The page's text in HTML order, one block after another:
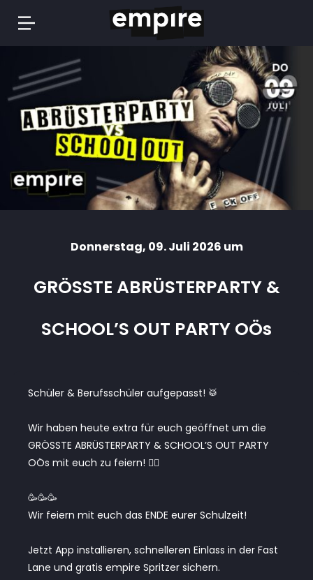
Inhalt
Donnerstag, 09. Juli 2026 um
GRÖSSTE ABRÜSTERPARTY &
SCHOOL’S OUT PARTY OÖs
Schüler & Berufsschüler aufgepasst! 🥁
Wir haben heute extra für euch geöffnet um die
GRÖSSTE ABRÜSTERPARTY & SCHOOL’S OUT PARTY
OÖs mit euch zu feiern! 👯‍♀️
🥳🥳🥳
Wir feiern mit euch das ENDE eurer Schulzeit!
Jetzt App installieren, schnelleren Einlass in der Fast
Lane und gratis empire Spritzer sichern.